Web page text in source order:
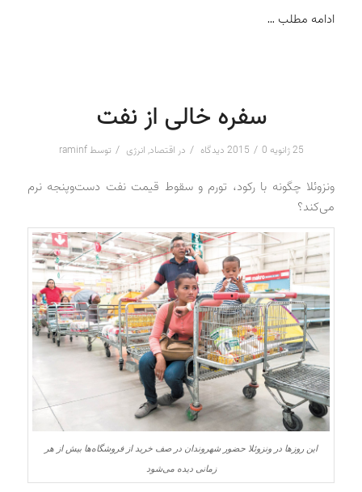
ادامه مطلب …
سفره خالی از نفت
25 ژانویه 2015 / 0 دیدگاه / در اقتصاد, انرژی / توسطraminf
ونزوئلا چگونه با رکود، تورم و سقوط قیمت نفت دست‌و‌پنجه نرم
می‌کند؟
این روزها در ونزوئلا حضور شهروندان در صف خرید از فروشگاه‌ها بیش از هر
زمانی دیده می‌شود